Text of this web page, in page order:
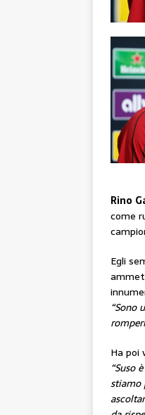
Rino
come
Egli
“Sono
Ha poi
“Suso
stiamo